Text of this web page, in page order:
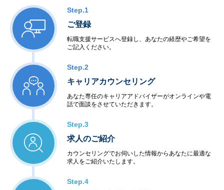
Step.1
ご登録
転職支援サービスへ登録し、あなたの経歴やご希望を
ご記入ください。
Step.2
キャリアカウンセリング
あなた専任のキャリアアドバイザーがオンラインや電
話で面談をさせていただきます。
Step.3
求人のご紹介
カウンセリングでお伺いした情報からあなたに最適な
求人をご紹介いたします。
Step.4